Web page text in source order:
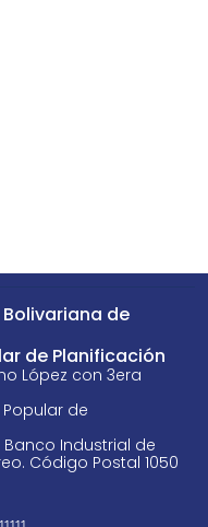
de
de Planificación
López con 3era
de
Industrial de
Código Postal 1050